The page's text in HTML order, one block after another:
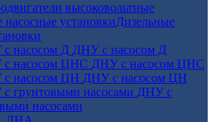
высоковольтные
Дизельные
ДНУ с насосом Д
ДНУ с насосом ЦНС
ДНУ с насосом ЦН
ДНУ с
насосами